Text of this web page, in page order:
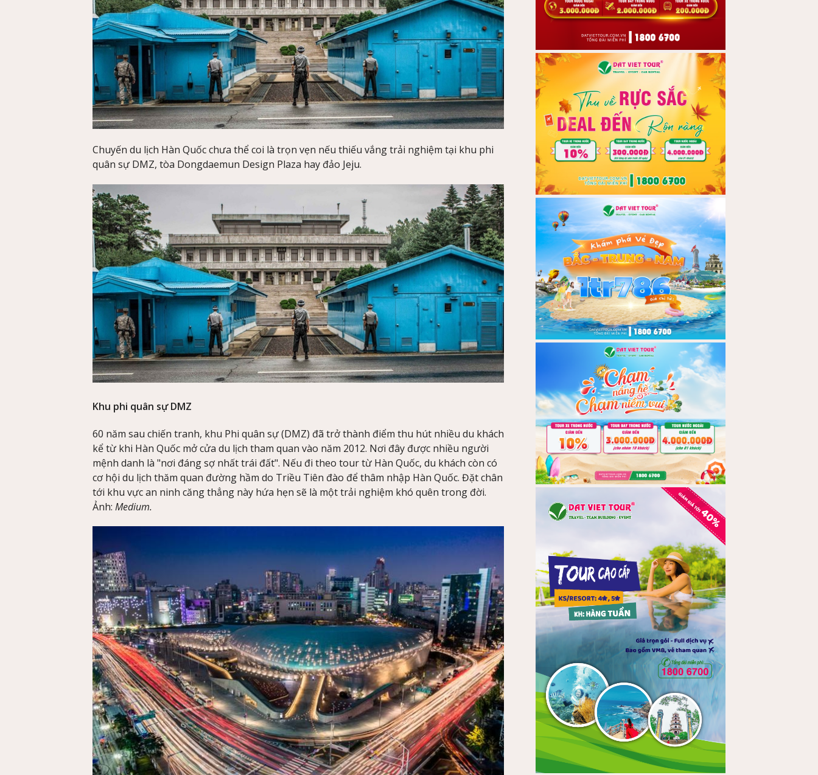
Chuyến du lịch Hàn Quốc chưa thể coi là trọn vẹn nếu thiếu vắng trải nghiệm tại khu phi
quân sự DMZ, tòa Dongdaemun Design Plaza hay đảo Jeju.
Khu phi quân sự DMZ
60 năm sau chiến tranh, khu Phi quân sự (DMZ) đã trở thành điểm thu hút nhiều du khách
kể từ khi Hàn Quốc mở cửa du lịch tham quan vào năm 2012. Nơi đây được nhiều người
mệnh danh là "nơi đáng sợ nhất trái đất". Nếu đi theo tour từ Hàn Quốc, du khách còn có
cơ hội du lịch thăm quan đường hầm do Triều Tiên đào để thâm nhập Hàn Quốc. Đặt chân
tới khu vực an ninh căng thẳng này hứa hẹn sẽ là một trải nghiệm khó quên trong đời.
Ảnh: Medium.